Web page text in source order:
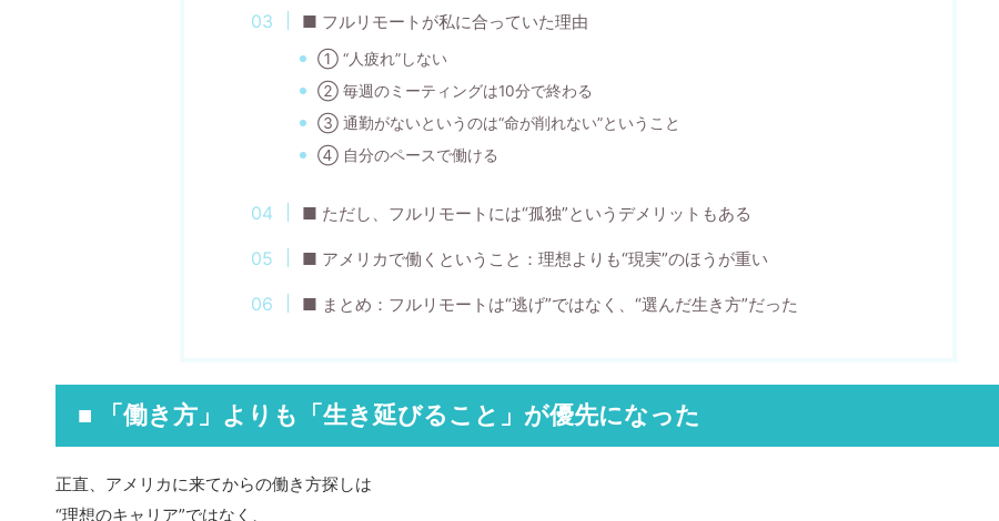
■ フルリモートが私に合っていた理由
① “人疲れ”しない
② 毎週のミーティングは10分で終わる
③ 通勤がないというのは“命が削れない”ということ
④ 自分のペースで働ける
■ ただし、フルリモートには“孤独”というデメリットもある
■ アメリカで働くということ：理想よりも“現実”のほうが重い
■ まとめ：フルリモートは“逃げ”ではなく、“選んだ生き方”だった
■ 「働き方」よりも「生き延びること」が優先になった
正直、アメリカに来てからの働き方探しは
“理想のキャリア”ではなく、